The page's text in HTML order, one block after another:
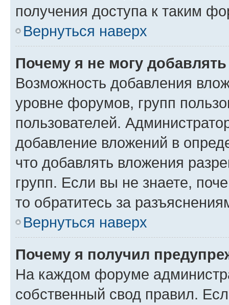
получения доступа к таким
Вернуться наверх
Почему я не могу
Возможность добавления
уровне форумов, групп
пользователей.
добавление вложений в
что добавлять вложения
групп. Если вы не знаете,
то обратитесь за
Вернуться наверх
Почему я получил
На каждом форуме
собственный свод правил.